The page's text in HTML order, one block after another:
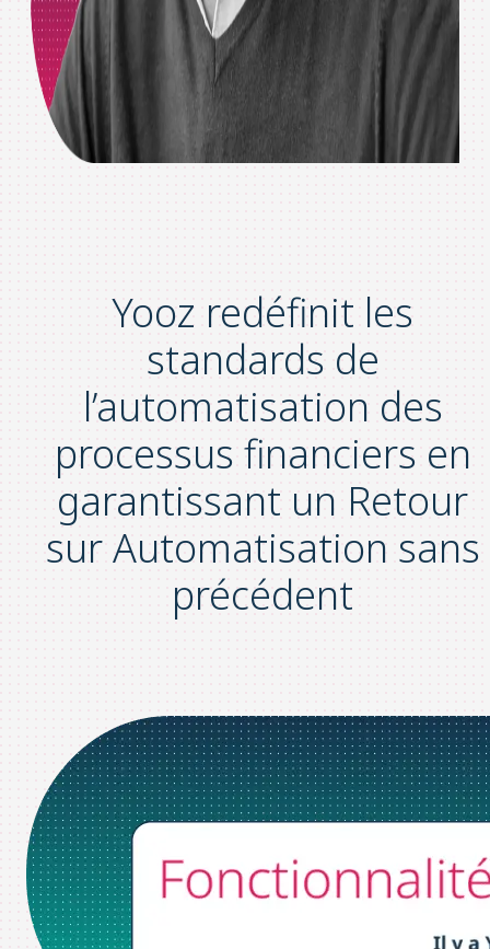
Yooz redéfinit les
standards de
l’automatisation des
processus financiers en
garantissant un Retour
sur Automatisation sans
précédent